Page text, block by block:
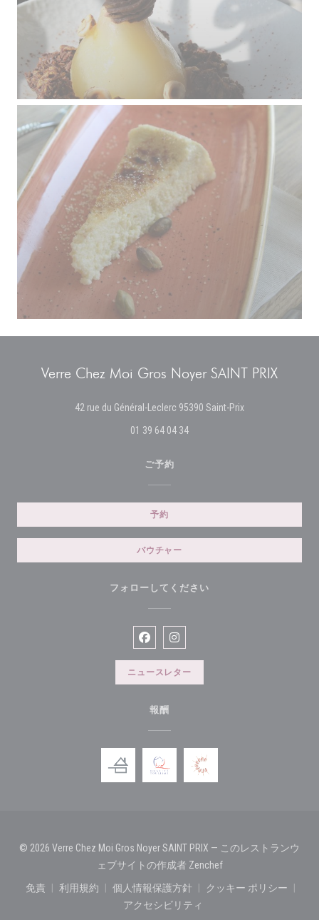
Verre Chez Moi Gros Noyer SAINT PRIX
42 rue du Général-Leclerc 95390 Saint-Prix((新しいウィン
01 39 64 04 34
ご予約
予約
バウチャー
フォローしてください
Facebook ((新しいウィンドウで開
Instagram ((新しいウィンド
ニュースレター
報酬
© 2026 Verre Chez Moi Gros Noyer SAINT PRIX — このレストランウ
ェブサイトの作成者 Zenchef((新しいウィンドウ
免責
((新しいウィンドウで開きます))
利用規約
((新しいウィンドウで開きます))
個人情報保護方針
((新しいウィンドウで開きます))
クッキー ポリシー
((新しいウィ
アクセシビリティ
((新しいウィンドウで開きます))